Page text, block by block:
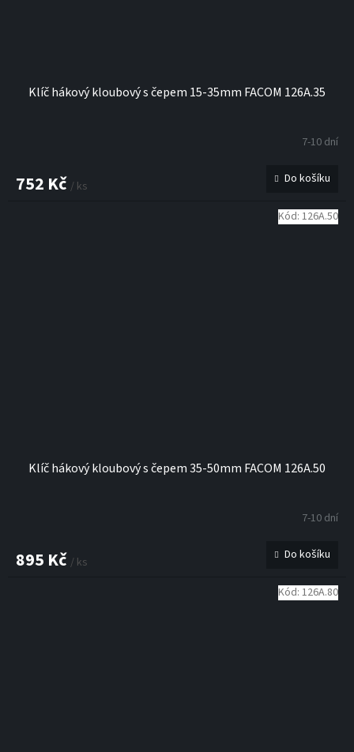
Klíč hákový kloubový s čepem 15-35mm FACOM 126A.35
7-10 dní
752 Kč / ks Do košíku
Klíč hákový kloubový s čepem 35-50mm FACOM 126A.50
7-10 dní
895 Kč / ks Do košíku
Kód: 126A.50
Kód: 126A.80